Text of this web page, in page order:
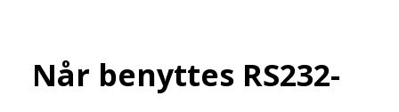
Når benyttes RS232-